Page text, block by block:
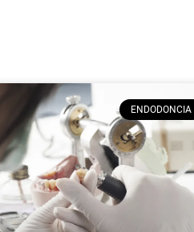
ENDODONCIA